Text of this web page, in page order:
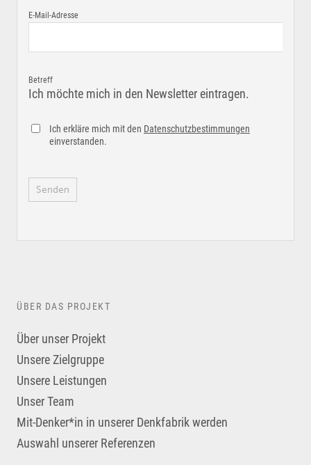
E-Mail-Adresse
Betreff
Ich möchte mich in den Newsletter eintragen.
Ich erkläre mich mit den Datenschutzbestimmungen
einverstanden.
ÜBER DAS PROJEKT
Über unser Projekt
Unsere Zielgruppe
Unsere Leistungen
Unser Team
Mit-Denker*in in unserer Denkfabrik werden
Auswahl unserer Referenzen